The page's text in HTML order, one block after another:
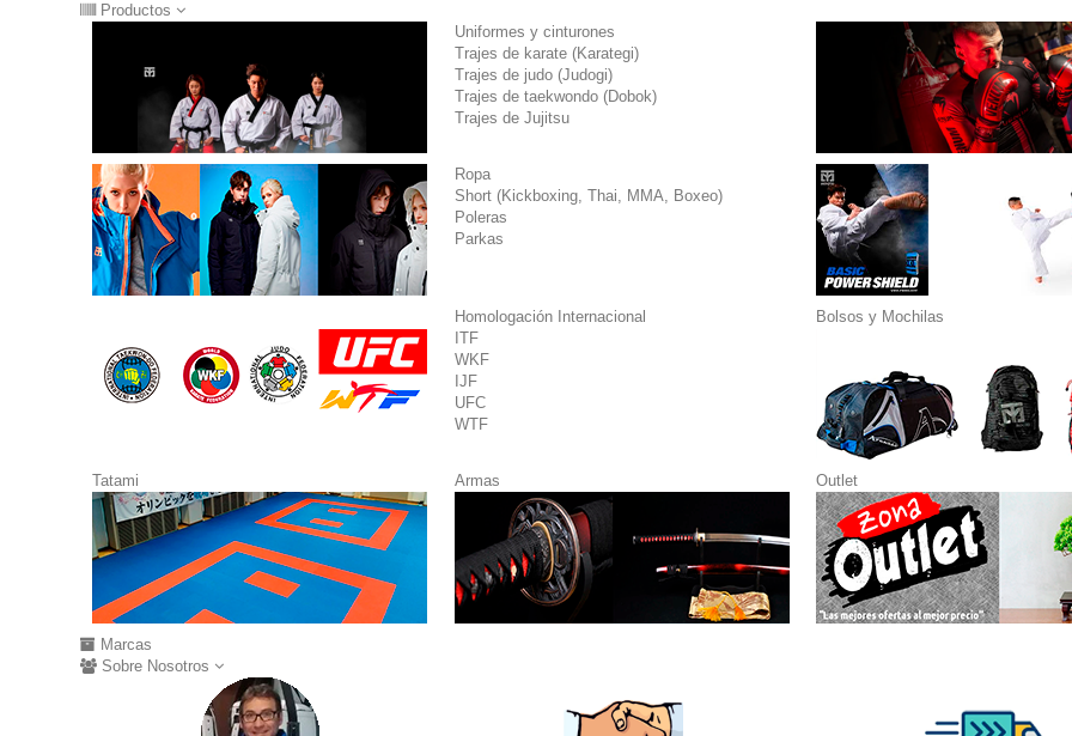
Productos
Uniformes y cinturones
Trajes de karate (Karategi)
Trajes de judo (Judogi)
Trajes de taekwondo (Dobok)
Trajes de Jujitsu
Ropa
Short (Kickboxing, Thai, MMA, Boxeo)
Poleras
Parkas
Homologación Internacional
ITF
WKF
IJF
UFC
WTF
Bolsos y Mochilas
Tatami Armas Outlet
Marcas
Sobre Nosotros